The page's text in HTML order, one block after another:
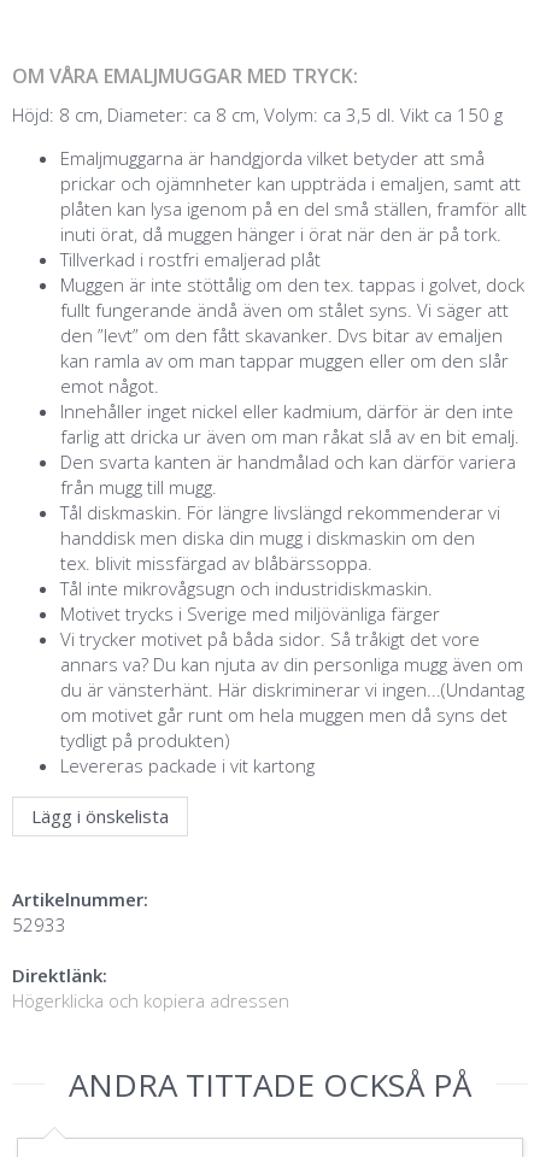
OM VÅRA EMALJMUGGAR MED TRYCK:
Höjd: 8 cm, Diameter: ca 8 cm, Volym: ca 3,5 dl. Vikt ca 150 g
Emaljmuggarna är handgjorda vilket betyder att små
prickar och ojämnheter kan uppträda i emaljen, samt att
plåten kan lysa igenom på en del små ställen, framför allt
inuti örat, då muggen hänger i örat när den är på tork.
Tillverkad i rostfri emaljerad plåt
Muggen är inte stöttålig om den tex. tappas i golvet, dock
fullt fungerande ändå även om stålet syns. Vi säger att
den ”levt” om den fått skavanker. Dvs bitar av emaljen
kan ramla av om man tappar muggen eller om den slår
emot något.
Innehåller inget nickel eller kadmium, därför är den inte
farlig att dricka ur även om man råkat slå av en bit emalj.
Den svarta kanten är handmålad och kan därför variera
från mugg till mugg.
Tål diskmaskin. För längre livslängd rekommenderar vi
handdisk men diska din mugg i diskmaskin om den
tex. blivit missfärgad av blåbärssoppa.
Tål inte mikrovågsugn och industridiskmaskin.
Motivet trycks i Sverige med miljövänliga färger
Vi trycker motivet på båda sidor. Så tråkigt det vore
annars va? Du kan njuta av din personliga mugg även om
du är vänsterhänt. Här diskriminerar vi ingen...(Undantag
om motivet går runt om hela muggen men då syns det
tydligt på produkten)
Levereras packade i vit kartong
Lägg i önskelista
Artikelnummer:
52933
Direktlänk:
Högerklicka och kopiera adressen
ANDRA TITTADE OCKSÅ PÅ